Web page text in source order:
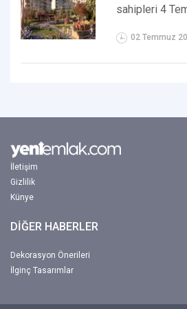
sahipleri 4
02 Temmuz
İletişim
Gizlilik
Künye
DİĞER HABERLER
Dekorasyon Önerileri
İlginç Tasarımlar